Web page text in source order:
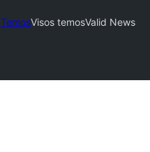
TemosVisos temosValid News